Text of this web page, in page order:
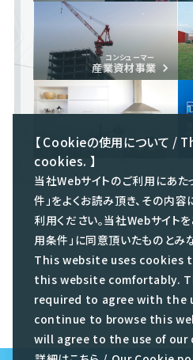
コンシューマー
産業資材事業
コンシューマー
ハウスホールド事業
【 Cookieの使用について /
cookies. 】
当社Webサイトのご利用にあた
件」をよくお読み頂き、その内
利用ください。当社Webサイト
用条件」に同意頂いたものとみ
This website uses cookies
this website comfortably.
required to agree with the
continue to browse this
will agree to the use of our